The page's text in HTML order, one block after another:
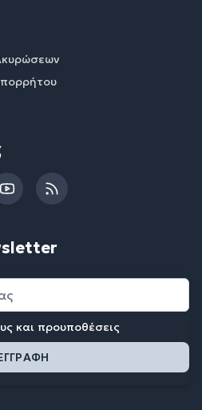
YouTubeRSS
και προυποθέσεις